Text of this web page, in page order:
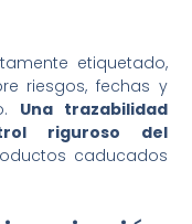
etiquetado,
riesgos, fechas y
Una trazabilidad
riguroso del
caducados